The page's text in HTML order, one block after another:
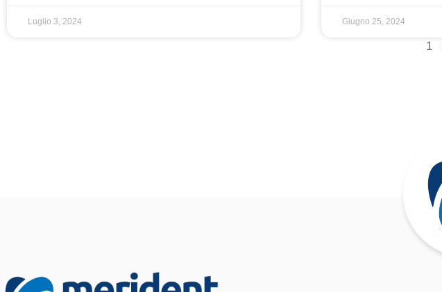
Luglio 3, 2024 Giugno 25, 2024
1